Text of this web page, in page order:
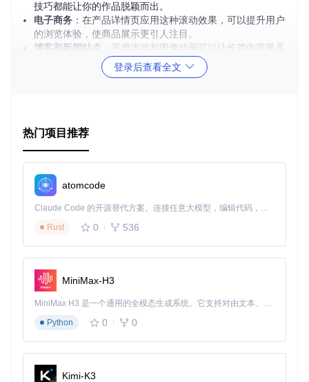
技巧都能让你的作品脱颖而出。
电子商务 ：在产品详情页应用这种滚动效果，可以提升用户
的浏览体验，使商品展示更引人注目。
博客和新闻站点 ：平滑滚动和图像动画可以让长篇内容更具
吸引力，让读者在阅读过程中保持兴趣。
动态图像动画
兼容性：适用于各种浏览器和设备，包括移动设备。
可定制性强
置。
开放源码 ：遵循许可协议，可用于个人和商业项目，只需
登录后查看全文
热门项目推荐
atomcode
Claude Code 的开源替代方案。连接任意大模型，编辑代码，运行命令，自动验证 — 全自动执行。用 Rust 构建，极致性能。 ｜ An open-source alternative to Claude Code. Connect any LLM, edit code, run commands, and verify changes — autonomously. Built in Rust for speed. Get Started
Rust
0 536
MiniMax-H3
MiniMax H3 是一个通用的全模态生成系统。它支持对由文本、图像、视频和音频组成的多模态上下文进行统一理解，并能生成分辨率高达 2K、时长可达 15 秒的带原生立体声音频的视频。得益于面向任务泛化的系统设计，H3 在预训练阶段就已具备广泛的多模态上下文理解与生成能力，能够出色地执行复杂的多模态指令。
Python
0 0
Kimi-K3